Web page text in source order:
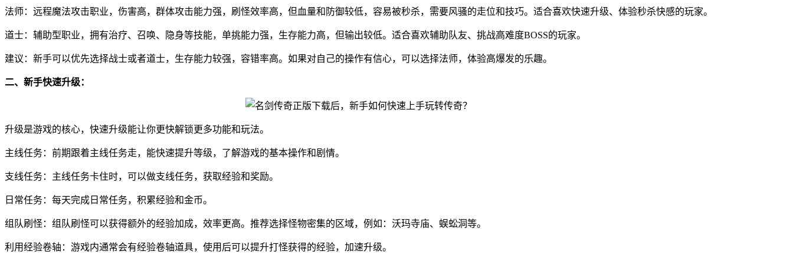
法师：远程魔法攻击职业，伤害高，群体攻击能力强，刷怪效率高，但血量和防御较低，容易被秒杀，需要风骚的走位和技巧。适合喜欢快速升级、体验秒杀快感的玩家。
道士：辅助型职业，拥有治疗、召唤、隐身等技能，单挑能力强，生存能力高，但输出较低。适合喜欢辅助队友、挑战高难度BOSS的玩家。
建议：新手可以优先选择战士或者道士，生存能力较强，容错率高。如果对自己的操作有信心，可以选择法师，体验高爆发的乐趣。
二、新手快速升级：
升级是游戏的核心，快速升级能让你更快解锁更多功能和玩法。
主线任务：前期跟着主线任务走，能快速提升等级，了解游戏的基本操作和剧情。
支线任务：主线任务卡住时，可以做支线任务，获取经验和奖励。
日常任务：每天完成日常任务，积累经验和金币。
组队刷怪：组队刷怪可以获得额外的经验加成，效率更高。推荐选择怪物密集的区域，例如：沃玛寺庙、蜈蚣洞等。
利用经验卷轴：游戏内通常会有经验卷轴道具，使用后可以提升打怪获得的经验，加速升级。